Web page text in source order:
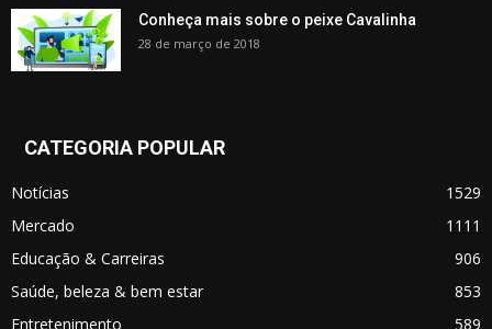
Conheça mais sobre o peixe Cavalinha
28 de março de 2018
CATEGORIA POPULAR
Notícias
1529
Mercado
1111
Educação & Carreiras
906
Saúde, beleza & bem estar
853
Entretenimento
589